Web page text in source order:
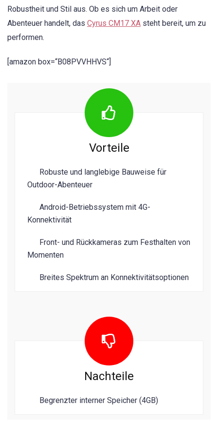
Robustheit und Stil aus. Ob es sich um Arbeit oder
Abenteuer handelt, das Cyrus CM17 XA steht bereit, um zu
performen.
[amazon box=“B08PVVHHVS“]
Vorteile
Robuste und langlebige Bauweise für
Outdoor-Abenteuer
Android-Betriebssystem mit 4G-
Konnektivität
Front- und Rückkameras zum Festhalten von
Momenten
Breites Spektrum an Konnektivitätsoptionen
Nachteile
Begrenzter interner Speicher (4GB)